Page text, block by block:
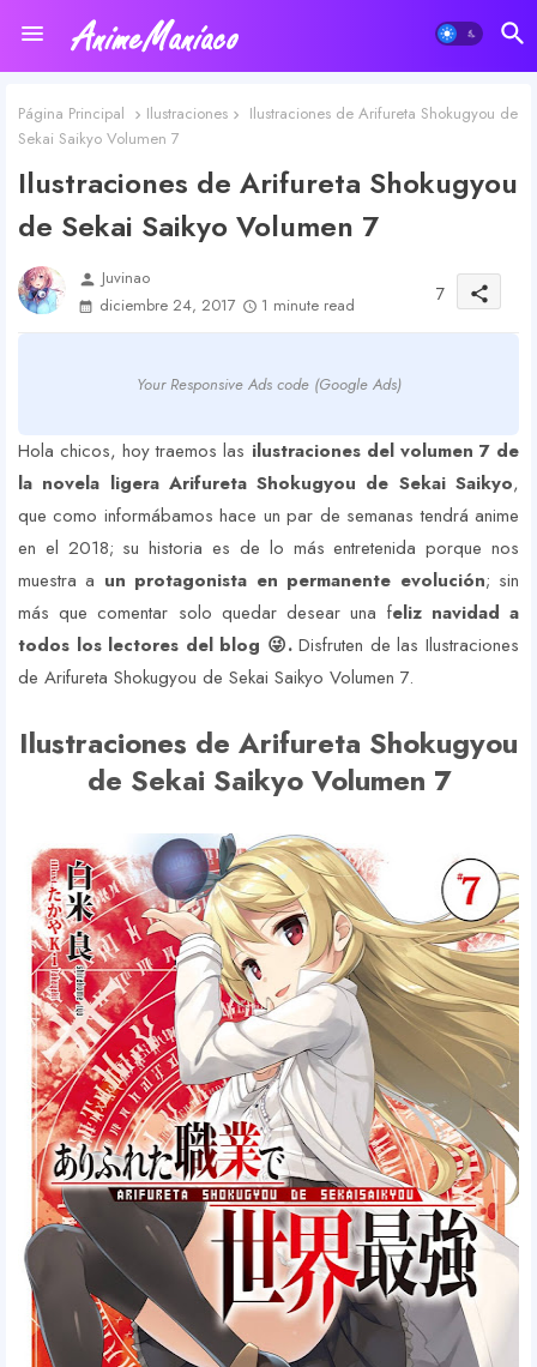
Página Principal Ilustraciones
Ilustraciones de Arifureta Shokugyou de
Sekai Saikyo Volumen 7
Ilustraciones de Arifureta Shokugyou
de Sekai Saikyo Volumen 7
person Juvinao
diciembre 24, 2017
1 minute read 7 share
Your Responsive Ads code (Google Ads)
Hola chicos, hoy traemos las ilustraciones del volumen 7 de
la novela ligera Arifureta Shokugyou de Sekai Saikyo,
que como informábamos hace un par de semanas tendrá anime
en el 2018; su historia es de lo más entretenida porque nos
muestra a un protagonista en permanente evolución; sin
más que comentar solo quedar desear una feliz navidad a
todos los lectores del blog 😜.Disfruten de las Ilustraciones
de Arifureta Shokugyou de Sekai Saikyo Volumen 7.
Ilustraciones de Arifureta Shokugyou
de Sekai Saikyo Volumen 7